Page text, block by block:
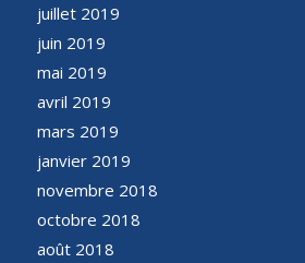
juillet 2019
juin 2019
mai 2019
avril 2019
mars 2019
janvier 2019
novembre 2018
octobre 2018
août 2018